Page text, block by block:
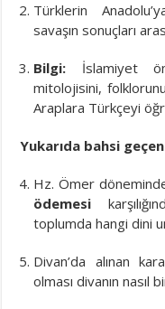
Türklerin
savaşın sonuçları
Bilgi: İslamiyet
mitolojisini,
Araplara Türkçeyi
Yukarıda bahsi
Hz. Ömer
ödemesi
toplumda hangi dini
Divan’da alınan
olması divanın nasıl